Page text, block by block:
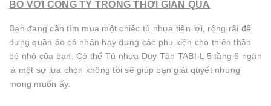
BÓ VỚI CÔNG TY TRONG THỜI GIAN QUA
Bạn đang cần tìm mua một chiếc tủ nhựa tiện lợi, rộng rãi để
đựng quần áo cá nhân hay đựng các phụ kiện cho thiên thần
bé nhỏ của bạn. Có thể Tủ nhựa Duy Tân TABI-L 5 tầng 6 ngăn
là một sự lựa chọn không tồi sẽ giúp bạn giải quyết nhưng
mong muốn ấy.